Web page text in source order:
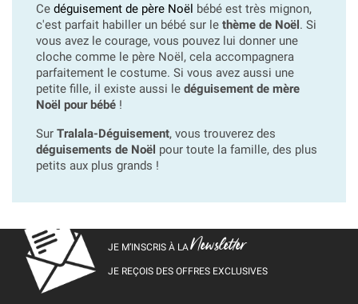
Ce déguisement de père Noël bébé est très mignon,
c'est parfait habiller un bébé sur le thème de Noël. Si
vous avez le courage, vous pouvez lui donner une
cloche comme le père Noël, cela accompagnera
parfaitement le costume. Si vous avez aussi une
petite fille, il existe aussi le déguisement de mère
Noël pour bébé !
Sur Tralala-Déguisement, vous trouverez des
déguisements de Noël pour toute la famille, des plus
petits aux plus grands !
JE M’INSCRIS À LANewsletter
JE REÇOIS DES OFFRES EXCLUSIVES